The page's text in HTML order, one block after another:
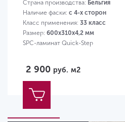
Страна производства: Бельгия
Наличие фаски: с 4-х сторон
Класс применения: 33 класс
Размер: 600х310х4,2 мм
SPC-ламинат Quick-Step
2 900 руб. м2